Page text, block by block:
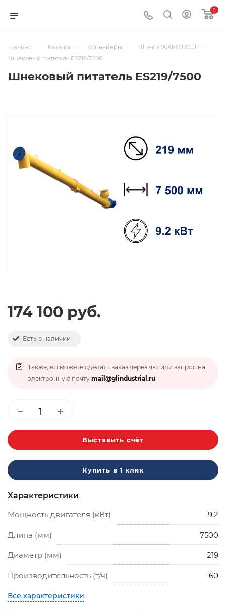
0
Главная — Каталог — Конвейеры — Шнеки WAMGROUP —
Шнековый питатель ES219/7500
Шнековый питатель ES219/7500
174 100 руб.
Есть в наличии
Также, вы можете сделать заказ через чат или запрос на
электронную почту mail@glindustrial.ru
Выставить счёт
Купить в 1 клик
Характеристики
Мощность двигателя (кВт)
9.2
Длина (мм) 7500
Диаметр (мм) 219
Производительность (т/ч) 60
Все характеристики